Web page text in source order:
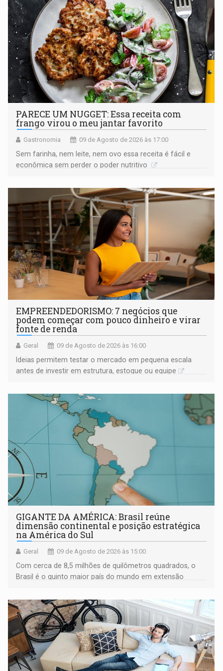
PARECE UM NUGGET: Essa receita com
frango virou o meu jantar favorito
Gastronomia 09 de Agosto de 2026 às 17:00
Sem farinha, nem leite, nem ovo essa receita é fácil e
econômica sem perder o poder nutritivo
EMPREENDEDORISMO: 7 negócios que
podem começar com pouco dinheiro e virar
fonte de renda
Geral 09 de Agosto de 2026 às 16:00
Ideias permitem testar o mercado em pequena escala
antes de investir em estrutura, estoque ou equipe
GIGANTE DA AMÉRICA: Brasil reúne
dimensão continental e posição estratégica
na América do Sul
Geral 09 de Agosto de 2026 às 15:00
Com cerca de 8,5 milhões de quilômetros quadrados, o
Brasil é o quinto maior país do mundo em extensão